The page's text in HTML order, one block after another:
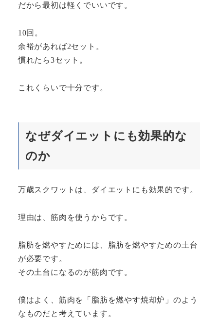
だから最初は軽くでいいです。
10回。
余裕があれば2セット。
慣れたら3セット。
これくらいで十分です。
なぜダイエットにも効果的な
のか
万歳スクワットは、ダイエットにも効果的です。
理由は、筋肉を使うからです。
脂肪を燃やすためには、脂肪を燃やすための土台
が必要です。
その土台になるのが筋肉です。
僕はよく、筋肉を「脂肪を燃やす焼却炉」のよう
なものだと考えています。